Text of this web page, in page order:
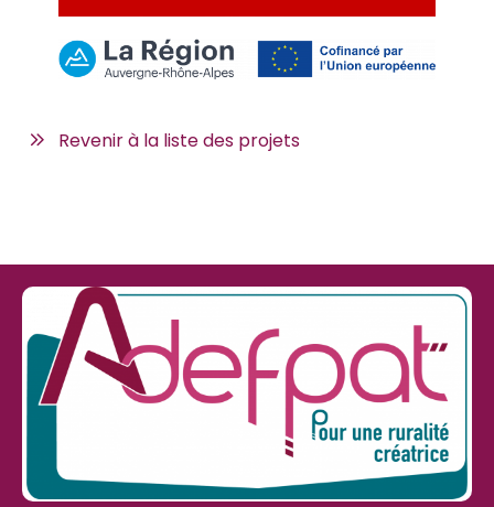
Revenir à la liste des projets